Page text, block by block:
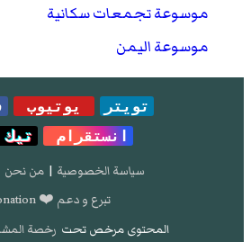
موسوعة تجمعات سكانية
موسوعة اليمن
تويتر يوتيوب
انستقرام
تيك
سياسة الخصوصية | من نحن
تبرع و دعم ❤️ donation
المحتوى مرخص تحت رخصة المشاع